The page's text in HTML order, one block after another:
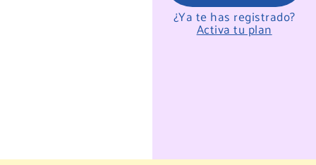
¿Ya te has registrado?
Activa tu plan